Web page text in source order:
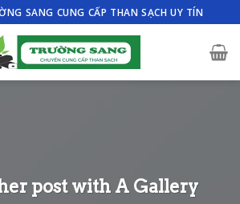
SANG CUNG CẤP THAN SẠCH UY TÍN
post with A Gallery